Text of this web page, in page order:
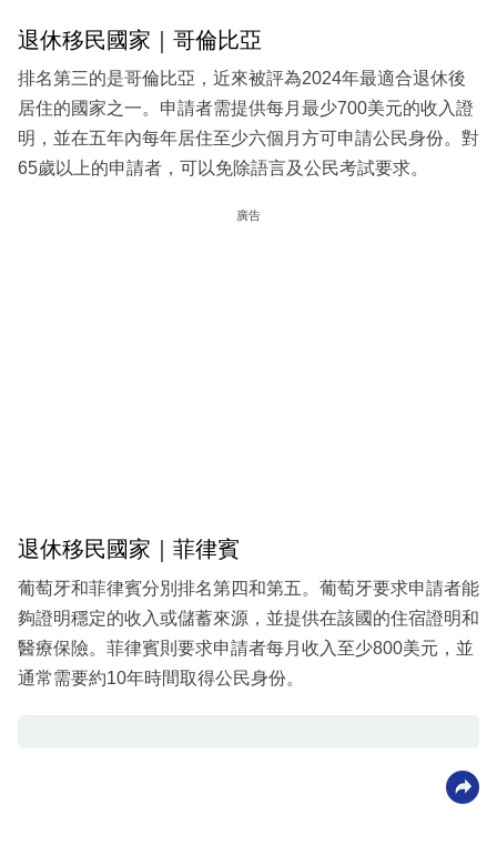
退休移民國家｜哥倫比亞
排名第三的是哥倫比亞，近來被評為2024年最適合退休後
居住的國家之一。申請者需提供每月最少700美元的收入證
明，並在五年內每年居住至少六個月方可申請公民身份。對
65歲以上的申請者，可以免除語言及公民考試要求。
廣告
退休移民國家｜菲律賓
葡萄牙和菲律賓分別排名第四和第五。葡萄牙要求申請者能
夠證明穩定的收入或儲蓄來源，並提供在該國的住宿證明和
醫療保險。菲律賓則要求申請者每月收入至少800美元，並
通常需要約10年時間取得公民身份。